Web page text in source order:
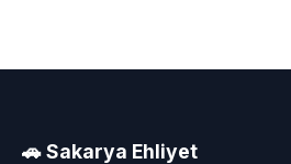
🚗 Sakarya Ehliyet